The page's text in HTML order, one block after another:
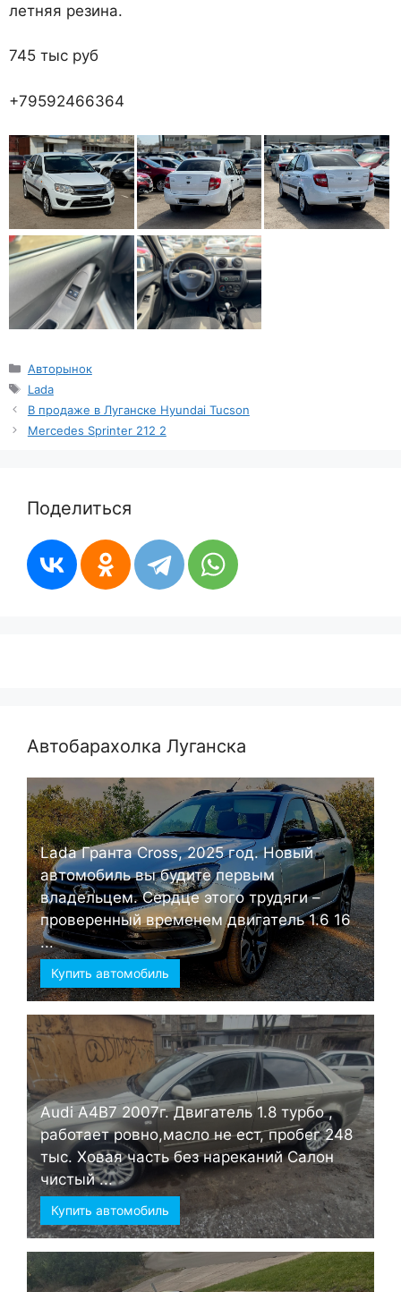
летняя резина.
745 тыс руб
+79592466364
Рубрики
Авторынок
Метки
Lada
В продаже в Луганске Hyundai Tucson
Mercedes Sprinter 212 2
Поделиться
Автобарахолка Луганска
Lada Гранта Cross, 2025 год. Новый
автомобиль вы будите первым
владельцем. Сердце этого трудяги –
проверенный временем двигатель 1.6 16
...
Купить автомобиль
Audi А4B7 2007г. Двигатель 1.8 турбо ,
работает ровно,масло не ест, пробег 248
тыс. Ховая часть без нареканий Салон
чистый ...
Купить автомобиль